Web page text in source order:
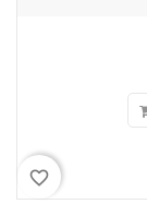
favorite_border